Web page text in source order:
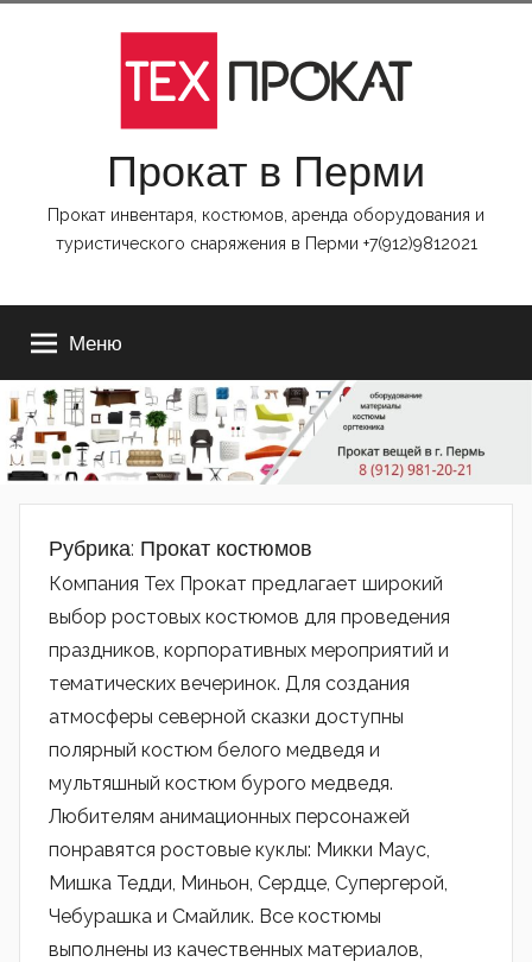
Прокат в Перми
Прокат инвентаря, костюмов, аренда оборудования и
туристического снаряжения в Перми +7(912)9812021
Меню
Рубрика: Прокат костюмов
Компания Тех Прокат предлагает широкий
выбор ростовых костюмов для проведения
праздников, корпоративных мероприятий и
тематических вечеринок. Для создания
атмосферы северной сказки доступны
полярный костюм белого медведя и
мультяшный костюм бурого медведя.
Любителям анимационных персонажей
понравятся ростовые куклы: Микки Маус,
Мишка Тедди, Миньон, Сердце, Супергерой,
Чебурашка и Смайлик. Все костюмы
выполнены из качественных материалов,